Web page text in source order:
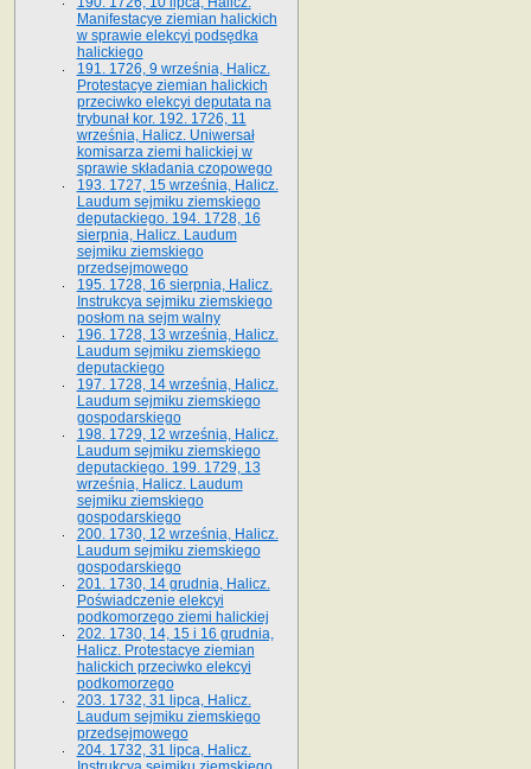
Manifestacye ziemian halickich
w sprawie elekcyi podsędka
halickiego
191. 1726, 9 września, Halicz.
Protestacye ziemian halickich
przeciwko elekcyi deputata na
trybunał kor. 192. 1726, 11
września, Halicz. Uniwersał
komisarza ziemi halickiej w
sprawie składania czopowego
193. 1727, 15 września, Halicz.
Laudum sejmiku ziemskiego
deputackiego. 194. 1728, 16
sierpnia, Halicz. Laudum
sejmiku ziemskiego
przedsejmowego
195. 1728, 16 sierpnia, Halicz.
Instrukcya sejmiku ziemskiego
posłom na sejm walny
196. 1728, 13 września, Halicz.
Laudum sejmiku ziemskiego
deputackiego
197. 1728, 14 września, Halicz.
Laudum sejmiku ziemskiego
gospodarskiego
198. 1729, 12 września, Halicz.
Laudum sejmiku ziemskiego
deputackiego. 199. 1729, 13
września, Halicz. Laudum
sejmiku ziemskiego
gospodarskiego
200. 1730, 12 września, Halicz.
Laudum sejmiku ziemskiego
gospodarskiego
201. 1730, 14 grudnia, Halicz.
Poświadczenie elekcyi
podkomorzego ziemi halickiej
202. 1730, 14, 15 i 16 grudnia,
Halicz. Protestacye ziemian
halickich przeciwko elekcyi
podkomorzego
203. 1732, 31 lipca, Halicz.
Laudum sejmiku ziemskiego
przedsejmowego
204. 1732, 31 lipca, Halicz.